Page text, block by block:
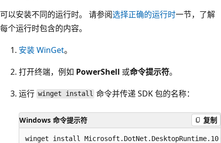
可以安装不同的运行时。 请参阅选择正确的运行时一节，了解
每个运行时包含的内容。
安装 WinGet。
打开终端，例如 PowerShell 或命令提示符。
运行 winget install 命令并传递 SDK 包的名称：
Windows 命令提示符 复制
winget install Microsoft.DotNet.DesktopRuntime.10